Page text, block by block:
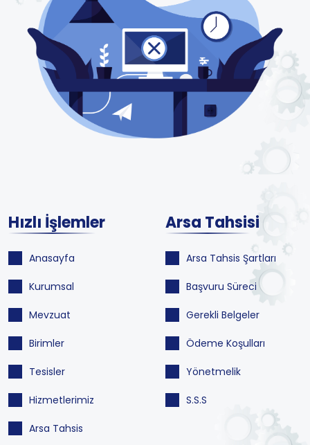
Hızlı İşlemler
Anasayfa
Kurumsal
Mevzuat
Birimler
Tesisler
Hizmetlerimiz
Arsa Tahsis
Arsa Tahsisi
Arsa Tahsis Şartları
Başvuru Süreci
Gerekli Belgeler
Ödeme Koşulları
Yönetmelik
S.S.S